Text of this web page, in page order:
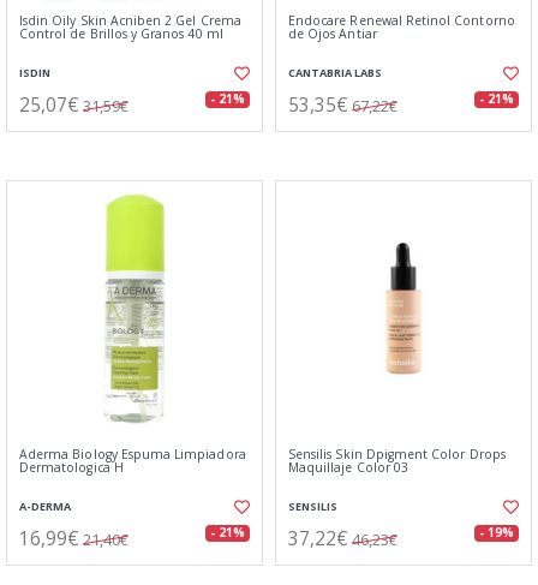
Isdin Oily Skin Acniben 2 Gel Crema
Control de Brillos y Granos 40 ml
ISDIN
25,07€ 31,59€ - 21%
Endocare Renewal Retinol Contorno
de Ojos Antiar
CANTABRIA LABS
53,35€ 67,22€ - 21%
Aderma Biology Espuma Limpiadora
Dermatologica H
A-DERMA
16,99€ 21,40€ - 21%
Sensilis Skin Dpigment Color Drops
Maquillaje Color 03
SENSILIS
37,22€ 46,23€ - 19%